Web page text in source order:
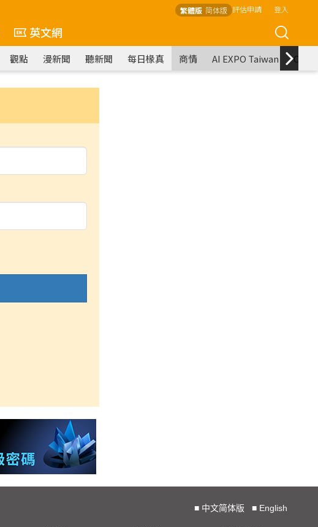
繁體版 简体版 評估申請 登入
英文網
觀點 漫新聞 聽新聞 每日椽真 商情 AI EXPO Taiwan
■ 中文简体版 ■ English